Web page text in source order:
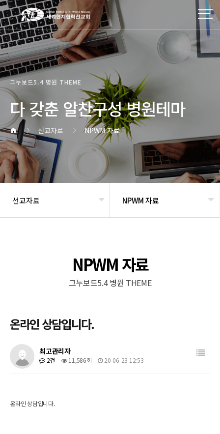
그누보드5.4 병원 THEME
다 갖춘 알찬구성 병원테마
선교자료 NPWM 자료
선교자료 NPWM 자료
NPWM 자료
그누보드5.4 병원 THEME
온라인 상담입니다.
최고관리자
2건 11,586회 20-06-23 12:53
온라인 상담입니다.